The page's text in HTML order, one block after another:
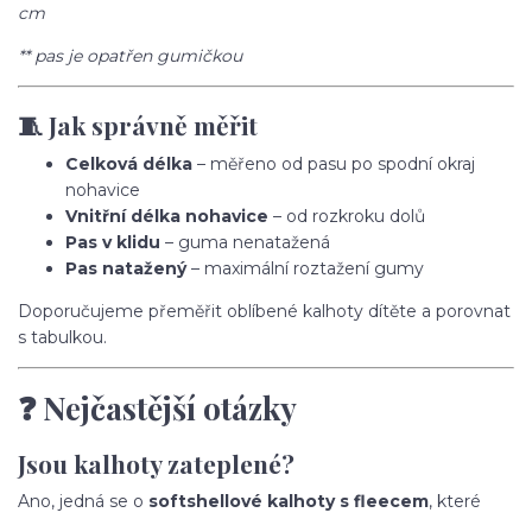
cm
** pas je opatřen gumičkou
🧵 Jak správně měřit
Celková délka – měřeno od pasu po spodní okraj
nohavice
Vnitřní délka nohavice – od rozkroku dolů
Pas v klidu – guma nenatažená
Pas natažený– maximální roztažení gumy
Doporučujeme přeměřit oblíbené kalhoty dítěte a porovnat
s tabulkou.
❓ Nejčastější otázky
Jsou kalhoty zateplené?
Ano, jedná se o softshellové kalhoty s fleecem, které